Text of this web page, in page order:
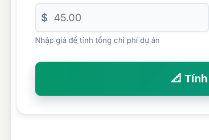
$
Nhập giá để tính tổng chi phí dự án
📐